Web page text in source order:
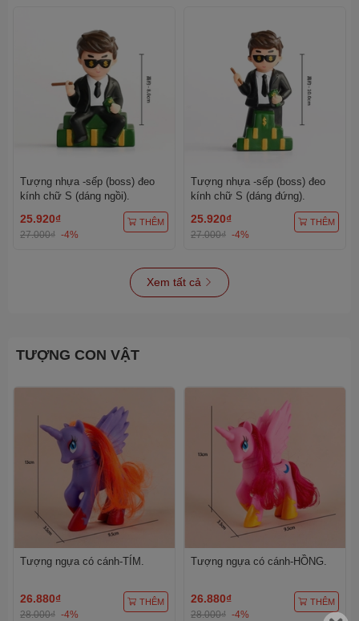
Tượng nhựa -sếp (boss) đeo
kính chữ S (dáng ngồi).
25.920₫
27.000₫ -4%
THÊM
Tượng nhựa -sếp (boss) đeo
kính chữ S (dáng đứng).
25.920₫
27.000₫ -4%
THÊM
Xem tất cả
TƯỢNG CON VẬT
Tượng ngựa có cánh-TÍM.
26.880₫
28.000₫ -4%
THÊM
Tượng ngựa có cánh-HỒNG.
26.880₫
28.000₫ -4%
THÊM